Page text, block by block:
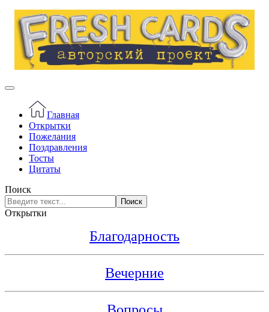
Главная
Открытки
Пожелания
Поздравления
Тосты
Цитаты
Поиск
Поиск
Открытки
Благодарность
Вечерние